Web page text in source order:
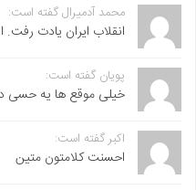
محمد آدمیرال گفته است:
انقلاب ایران یادت رفت.
پویان گفته است:
خیلی موقع ها یه حسی
اکبر گفته است:
احسنت ‌کلامتون متین